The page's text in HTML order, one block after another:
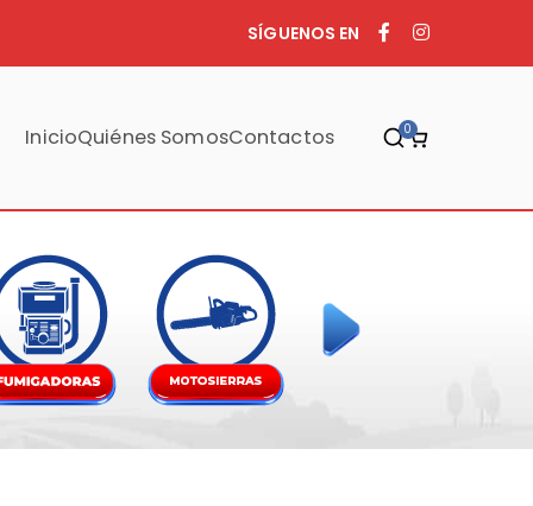
SÍGUENOS EN
InicioQuiénes SomosContactos 0